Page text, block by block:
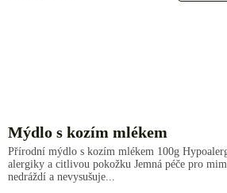
Mýdlo s kozím mlékem
Přírodní mýdlo s kozím mlékem 100g
alergiky a citlivou pokožku Jemná péče pro
nedráždí a nevysušuje...